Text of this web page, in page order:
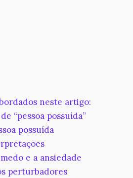
neste artigo:
“pessoa possuída”
possuída
e a ansiedade
perturbadores